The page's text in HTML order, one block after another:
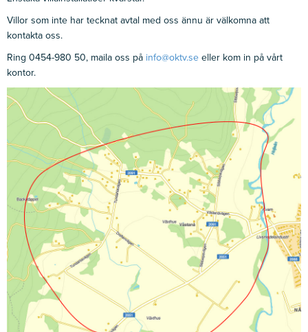
Villor som inte har tecknat avtal med oss ännu är välkomna att
kontakta oss.
Ring 0454-980 50, maila oss på info@oktv.se eller kom in på vårt
kontor.